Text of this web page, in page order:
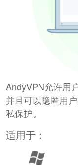
AndyVPN允许用
并且可以隐匿用
私保护。
适用于：